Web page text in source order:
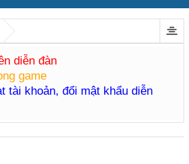
diễn đàn
game
tài khoản, đổi mật khẩu diễn